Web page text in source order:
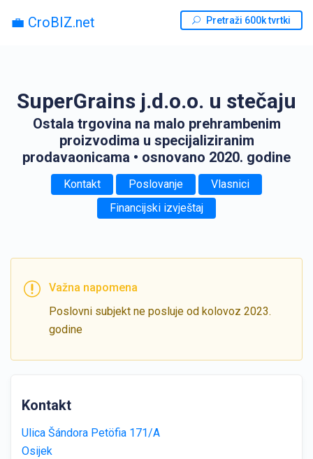
💼 CroBIZ.net Pretraži 600k tvrtki
SuperGrains j.d.o.o. u stečaju
Ostala trgovina na malo prehrambenim
proizvodima u specijaliziranim
prodavaonicama • osnovano 2020. godine
Kontakt Poslovanje
Vlasnici
Financijski izvještaj
Važna napomena
Poslovni subjekt ne posluje od kolovoz 2023.
godine
Kontakt
Ulica Šándora Petöfia 171/A
Osijek